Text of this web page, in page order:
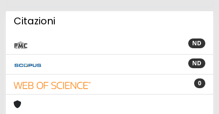
Citazioni
ND
ND
0